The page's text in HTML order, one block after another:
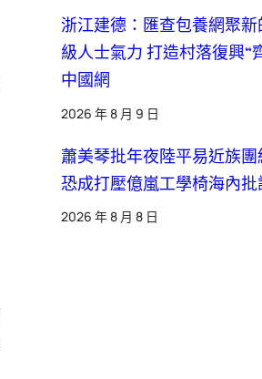
浙江建德：匯查包養網聚
級人士氣力 打造村落復興“
中國網
2026 年 8 月 9 日
蕭美琴批年夜陸平易近族團
恐成打壓億嵐工學椅海內批
2026 年 8 月 8 日